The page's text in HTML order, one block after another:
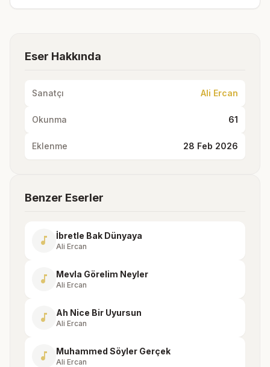
Eser Hakkında
Sanatçı Ali Ercan
Okunma 61
Eklenme 28 Feb 2026
Benzer Eserler
music_note İbretle Bak Dünyaya
Ali Ercan
music_note Mevla Görelim Neyler
Ali Ercan
music_note Ah Nice Bir Uyursun
Ali Ercan
music_note Muhammed Söyler Gerçek
Ali Ercan